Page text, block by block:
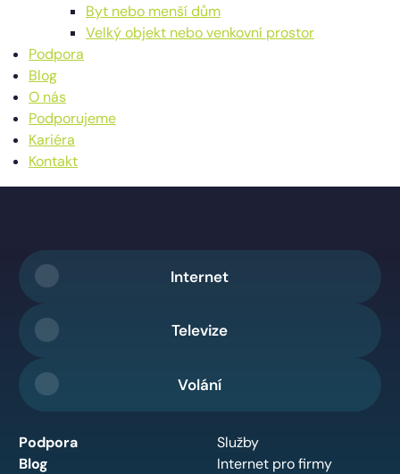
Byt nebo menší dům
Velký objekt nebo venkovní prostor
Podpora
Blog
O nás
Podporujeme
Kariéra
Kontakt
Internet
Televize
Volání
Podpora
Blog
Služby
Internet pro firmy